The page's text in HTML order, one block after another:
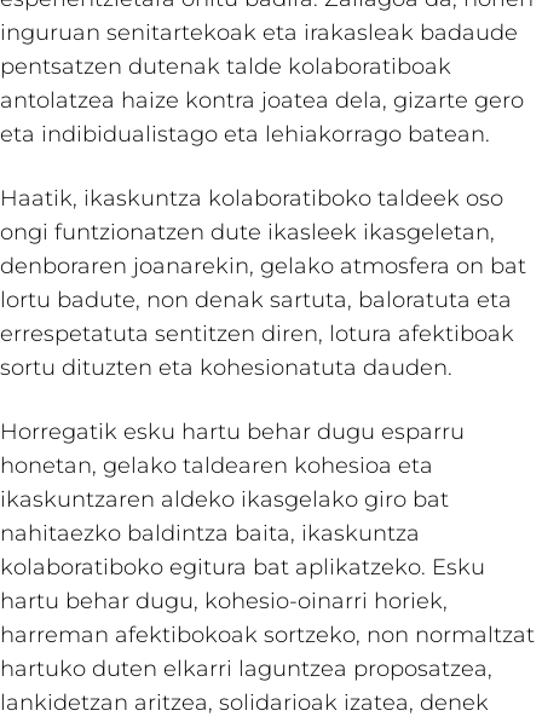
inguruan senitartekoak eta irakasleak badaude
pentsatzen dutenak talde kolaboratiboak
antolatzea haize kontra joatea dela, gizarte gero
eta indibidualistago eta lehiakorrago batean.
Haatik, ikaskuntza kolaboratiboko taldeek oso
ongi funtzionatzen dute ikasleek ikasgeletan,
denboraren joanarekin, gelako atmosfera on bat
lortu badute, non denak sartuta, baloratuta eta
errespetatuta sentitzen diren, lotura afektiboak
sortu dituzten eta kohesionatuta dauden.
Horregatik esku hartu behar dugu esparru
honetan, gelako taldearen kohesioa eta
ikaskuntzaren aldeko ikasgelako giro bat
nahitaezko baldintza baita, ikaskuntza
kolaboratiboko egitura bat aplikatzeko. Esku
hartu behar dugu, kohesio-oinarri horiek,
harreman afektibokoak sortzeko, non normaltzat
hartuko duten elkarri laguntzea proposatzea,
lankidetzan aritzea, solidarioak izatea, denek